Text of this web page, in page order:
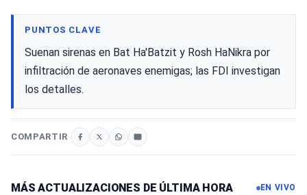
PUNTOS CLAVE
Suenan sirenas en Bat Ha'Batzit y Rosh HaNikra por
infiltración de aeronaves enemigas; las FDI investigan
los detalles.
COMPARTIR
MÁS ACTUALIZACIONES DE ÚLTIMA HORA EN VIVO